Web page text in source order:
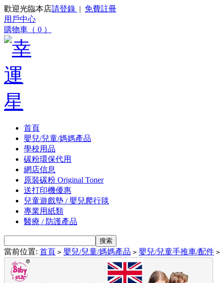
歡迎光臨本店請登錄 | 免費註冊
用戶中心
購物車（ 0 ）
首頁
嬰兒/兒童/媽媽產品
學校用品
碳粉環保代用
網店信息
原裝碳粉 Original Toner
送打印機優惠
兒童遊戲墊 / 嬰兒爬行毯
專業用紙類
醫療 / 防護產品
當前位置: 首頁 > 嬰兒/兒童/媽媽產品 > 嬰兒/兒童手推車/配件 >